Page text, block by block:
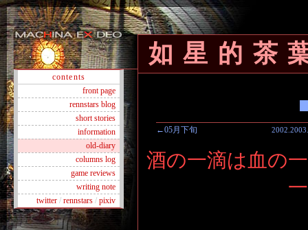
如星的茶
←05月下旬 2002 2003
酒の一滴は血の
contents
front page
rennstars blog
short stories
information
old-diary
columns log
game reviews
writing note
twitter / rennstars / pixiv